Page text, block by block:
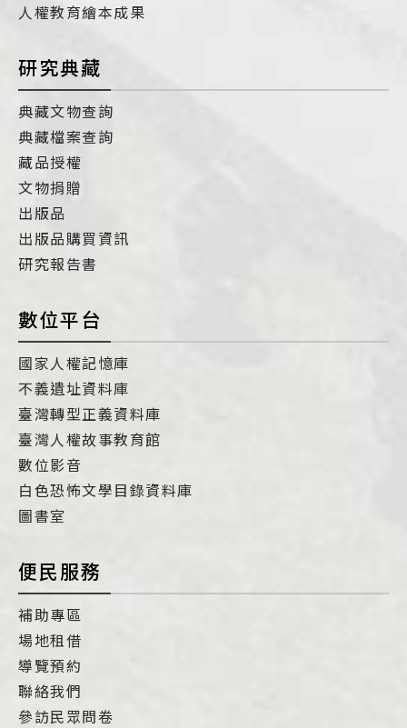
人權教育繪本成果
研究典藏
典藏文物查詢
典藏檔案查詢
藏品授權
文物捐贈
出版品
出版品購買資訊
研究報告書
數位平台
國家人權記憶庫
不義遺址資料庫
臺灣轉型正義資料庫
臺灣人權故事教育館
數位影音
白色恐怖文學目錄資料庫
圖書室
便民服務
補助專區
場地租借
導覽預約
聯絡我們
參訪民眾問卷